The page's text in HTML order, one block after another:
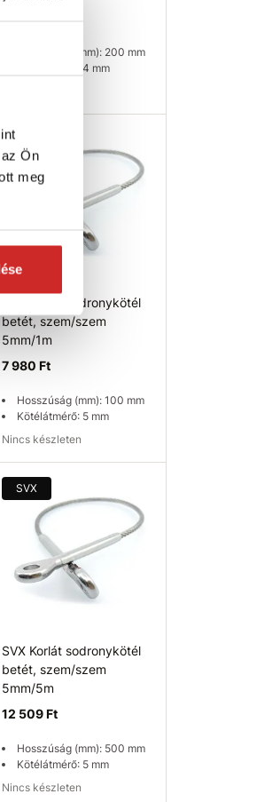
Ön
meg
Hosszúság (mm): 200 mm
Kötélátmérő: 4 mm
Elérhetőség ellenőrzése
SVX Korlát sodronykötél
betét, szem/szem
5mm/1m
7 980 Ft
Hosszúság (mm): 100 mm
Kötélátmérő: 5 mm
Nincs készleten
Elérhetőség ellenőrzése
SVX
SVX Korlát sodronykötél
betét, szem/szem
5mm/5m
12 509 Ft
Hosszúság (mm): 500 mm
Kötélátmérő: 5 mm
Nincs készleten